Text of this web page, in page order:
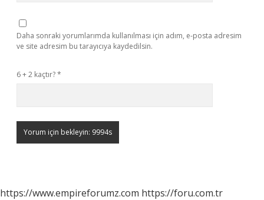
Daha sonraki yorumlarımda kullanılması için adım, e-posta adresim
ve site adresim bu tarayıcıya kaydedilsin.
6 + 2 kaçtır?*
https://www.empireforumz.com https://foru.com.tr